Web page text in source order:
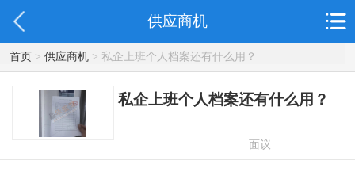
供应商机
首页> 供应商机> 私企上班个人档案还有什么用？
私企上班个人档案还有什么用？
面议